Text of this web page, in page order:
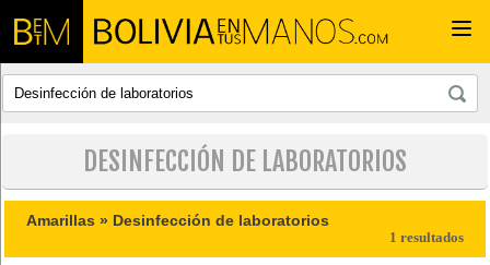
DESINFECCIÓN DE LABORATORIOS
Amarillas » Desinfección de laboratorios
1 resultados